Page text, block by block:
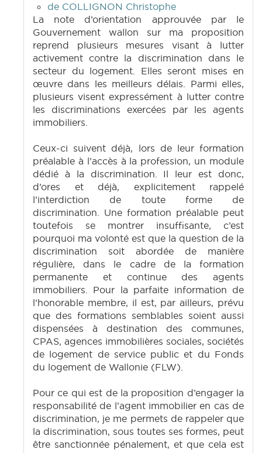
de COLLIGNON Christophe
La note d’orientation approuvée par le
Gouvernement wallon sur ma proposition
reprend plusieurs mesures visant à lutter
activement contre la discrimination dans le
secteur du logement. Elles seront mises en
œuvre dans les meilleurs délais. Parmi elles,
plusieurs visent expressément à lutter contre
les discriminations exercées par les agents
immobiliers.
Ceux-ci suivent déjà, lors de leur formation
préalable à l’accès à la profession, un module
dédié à la discrimination. Il leur est donc,
d’ores et déjà, explicitement rappelé
l’interdiction de toute forme de
discrimination. Une formation préalable peut
toutefois se montrer insuffisante, c’est
pourquoi ma volonté est que la question de la
discrimination soit abordée de manière
régulière, dans le cadre de la formation
permanente et continue des agents
immobiliers. Pour la parfaite information de
l’honorable membre, il est, par ailleurs, prévu
que des formations semblables soient aussi
dispensées à destination des communes,
CPAS, agences immobilières sociales, sociétés
de logement de service public et du Fonds
du logement de Wallonie (FLW).
Pour ce qui est de la proposition d’engager la
responsabilité de l’agent immobilier en cas de
discrimination, je me permets de rappeler que
la discrimination, sous toutes ses formes, peut
être sanctionnée pénalement, et que cela est